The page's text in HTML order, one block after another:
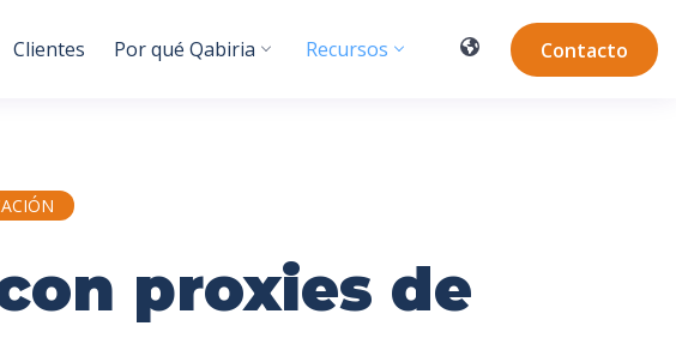
Clientes Por qué Qabiria Recursos Contacto
proxies de